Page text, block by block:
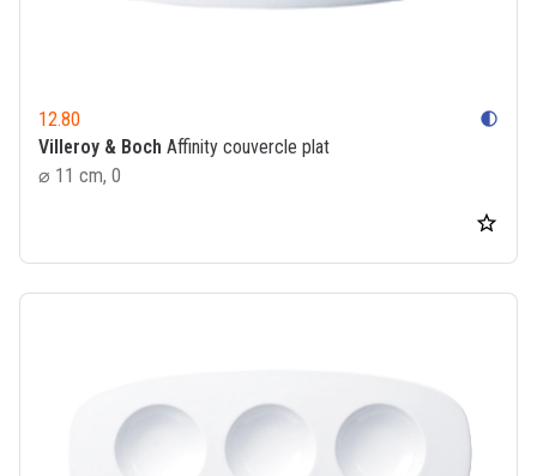
12.80 contrast
Villeroy & Boch Affinity couvercle plat
⌀ 11 cm, 0